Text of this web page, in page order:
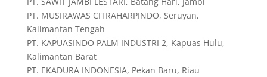
PT. MUSIRAWAS CITRAHARPINDO, Seruyan,
Kalimantan Tengah
PT. KAPUASINDO PALM INDUSTRI 2, Kapuas Hulu,
Kalimantan Barat
PT. EKADURA INDONESIA, Pekan Baru, Riau